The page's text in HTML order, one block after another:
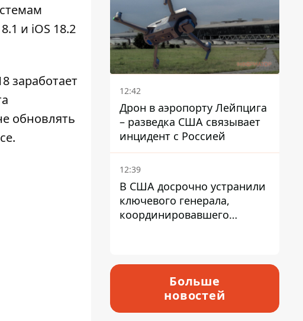
и iOS 18.2
заработает
обновлять
12:42
Дрон в аэропорту Лейпцига
– разведка США связывает
инцидент с Россией
12:39
В США досрочно устранили
ключевого генерала,
координировавшего
Больше
новостей